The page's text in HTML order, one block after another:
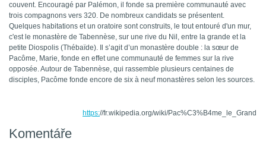
couvent. Encouragé par Palémon, il fonde sa première communauté avec
trois compagnons vers 320. De nombreux candidats se présentent.
Quelques habitations et un oratoire sont construits, le tout entouré d'un mur,
c'est le monastère de Tabennèse, sur une rive du Nil, entre la grande et la
petite Diospolis (Thébaïde). Il s’agit d’un monastère double : la sœur de
Pacôme, Marie, fonde en effet une communauté de femmes sur la rive
opposée. Autour de Tabennèse, qui rassemble plusieurs centaines de
disciples, Pacôme fonde encore de six à neuf monastères selon les sources.
https://fr.wikipedia.org/wiki/Pac%C3%B4me_le_Grand
Komentáře